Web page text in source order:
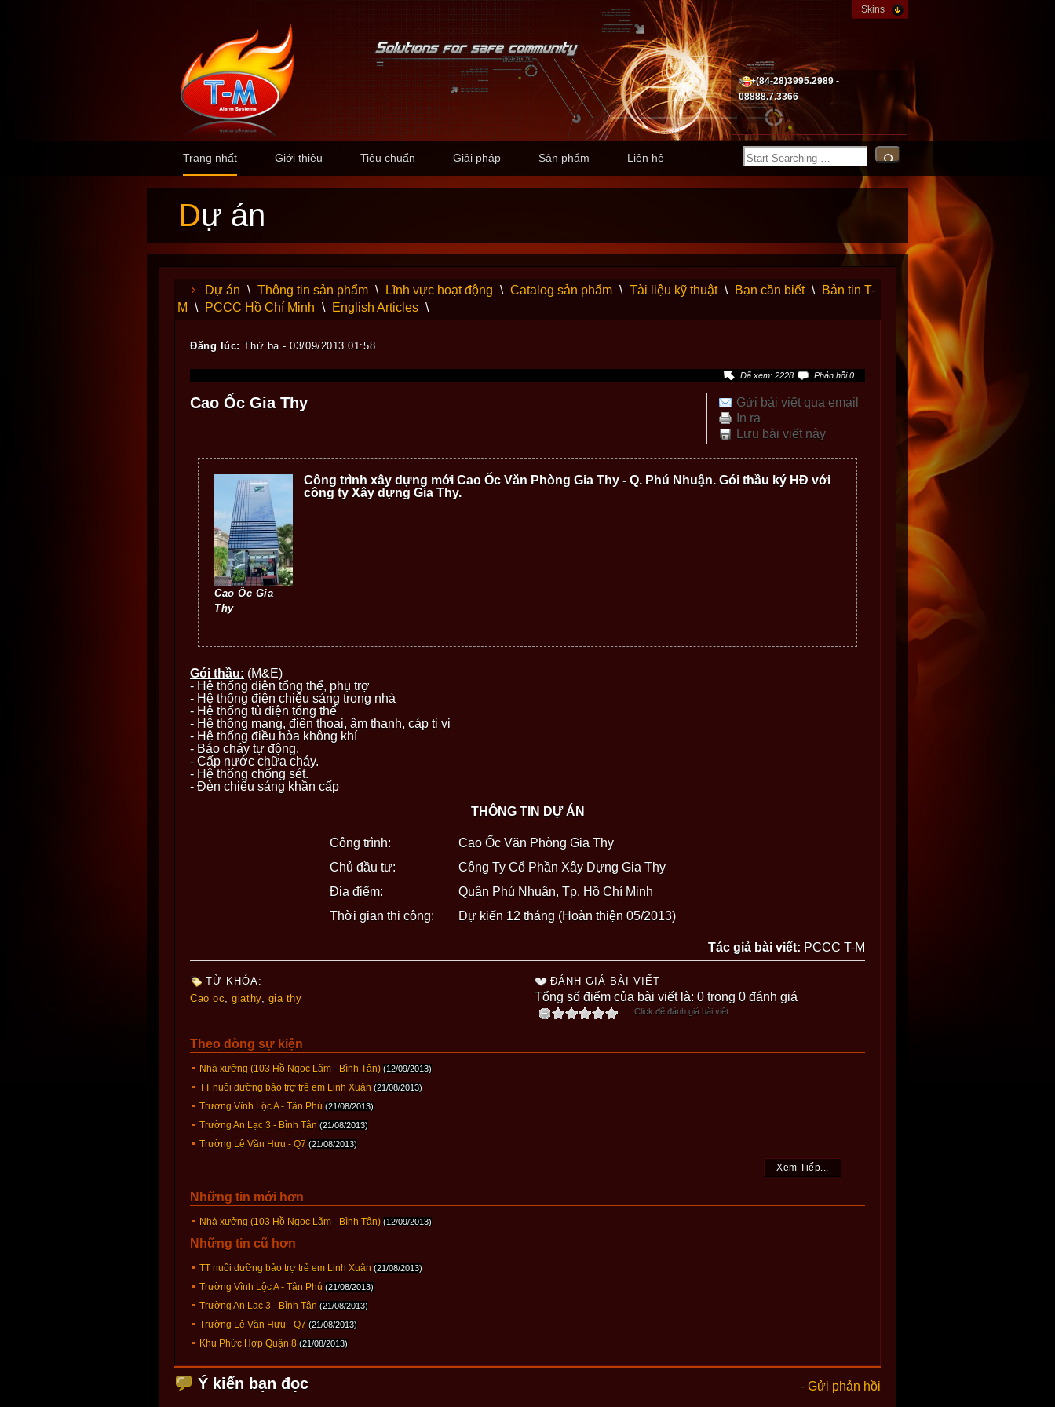
Skins
+(84-28)3995.2989 -
08888.7.3366
Trang nhất Giới thiệu Tiêu chuẩn Giải pháp Sản phẩm Liên hệ
Dự án
Dự án \ Thông tin sản phẩm \ Lĩnh vực hoạt động \ Catalog sản phẩm \ Tài liệu kỹ thuật \ Bạn cần biết \
Bản tin T-
M
\ PCCC Hồ Chí Minh \ English Articles \
Đăng lúc: Thứ ba - 03/09/2013 01:58
Đã xem: 2228 Phản hồi 0
Gửi bài viết qua email
In ra
Lưu bài viết này
Cao Ốc Gia Thy
Cao Ốc Gia
Thy
Công trình xây dựng mới Cao Ốc Văn Phòng Gia Thy - Q. Phú Nhuận. Gói thầu ký HĐ với
công ty Xây dựng Gia Thy.
Gói thầu: (M&E)
- Hệ thống điện tổng thể, phụ trợ
- Hệ thống điện chiếu sáng trong nhà
- Hệ thống tủ điện tổng thể
- Hệ thống mạng, điện thoại, âm thanh, cáp ti vi
- Hệ thống điều hòa không khí
- Báo cháy tự động.
- Cấp nước chữa cháy.
- Hệ thống chống sét.
- Đèn chiếu sáng khần cấp
THÔNG TIN DỰ ÁN
Công trình:
Cao Ốc Văn Phòng Gia Thy
Chủ đầu tư:
Công Ty Cổ Phần Xây Dựng Gia Thy
Địa điểm:
Quận Phú Nhuận, Tp. Hồ Chí Minh
Thời gian thi công:
Dự kiến 12 tháng (Hoàn thiện 05/2013)
Tác giả bài viết: PCCC T-M
TỪ KHÓA:
Cao oc,giathy, gia thy
ĐÁNH GIÁ BÀI VIẾT
Tổng số điểm của bài viết là: 0 trong 0 đánh giá
Click để đánh giá bài viết
Theo dòng sự kiện
Nhà xưởng (103 Hồ Ngọc Lãm - Bình Tân) (12/09/2013)
TT nuôi dưỡng bảo trợ trẻ em Linh Xuân (21/08/2013)
Trường Vĩnh Lộc A - Tân Phú (21/08/2013)
Trường An Lạc 3 - Bình Tân (21/08/2013)
Trường Lê Văn Hưu - Q7 (21/08/2013)
Xem Tiếp...
Những tin mới hơn
Nhà xưởng (103 Hồ Ngọc Lãm - Bình Tân) (12/09/2013)
Những tin cũ hơn
TT nuôi dưỡng bảo trợ trẻ em Linh Xuân (21/08/2013)
Trường Vĩnh Lộc A - Tân Phú (21/08/2013)
Trường An Lạc 3 - Bình Tân (21/08/2013)
Trường Lê Văn Hưu - Q7 (21/08/2013)
Khu Phức Hợp Quận 8 (21/08/2013)
- Gửi phản hồi
Ý kiến bạn đọc